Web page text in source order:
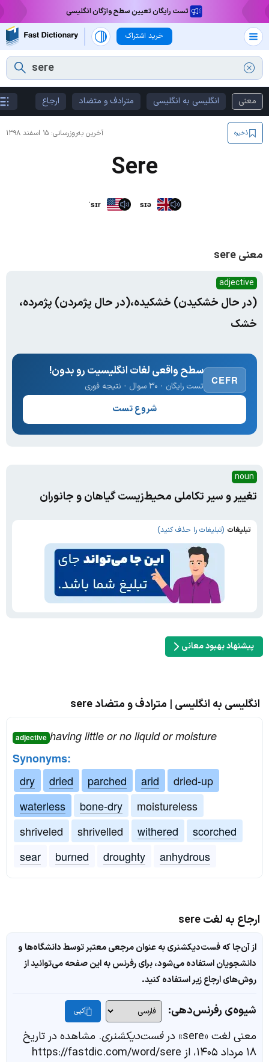
تست رایگان تعیین سطح واژگان انگلیسی
خرید اشتراک
معنی انگلیسی به انگلیسی مترادف و متضاد ارجاع
آخرین به‌روزرسانی: ۱۵ اسفند ۱۳۹۸ ذخیره
Sere
ˈsɪr sɪə
معنی sere
adjective
(در حال خشکیدن) خشکیده،(در حال پژمردن) پژمرده،
خشک
CEFR
سطح واقعی لغات انگلیسیت رو بدون!
تست رایگان · ۳۰ سوال · نتیجه فوری
شروع تست
noun
تغییر و سیر تکاملی محیط‌زیست گیاهان و جانوران
تبلیغات (تبلیغات را حذف کنید)
پیشنهاد بهبود معانی
انگلیسی به انگلیسی | مترادف و متضاد sere
adjective having little or no liquid or moisture
Synonyms:
dry
dried parched arid
dried-up
waterless
bone-dry
moistureless
shriveled
shrivelled withered
scorched
sear
burned droughty anhydrous
ارجاع به لغت sere
از آن‌جا که فست‌دیکشنری به عنوان مرجعی معتبر توسط دانشگاه‌ها و
دانشجویان استفاده می‌شود، برای رفرنس به این صفحه می‌توانید از
روش‌های ارجاع زیر استفاده کنید.
شیوه‌ی رفرنس‌دهی: کپی
معنی لغت «sere» در فست‌دیکشنری. مشاهده در تاریخ
۱۸ مرداد ۱۴۰۵، از https://fastdic.com/word/sere